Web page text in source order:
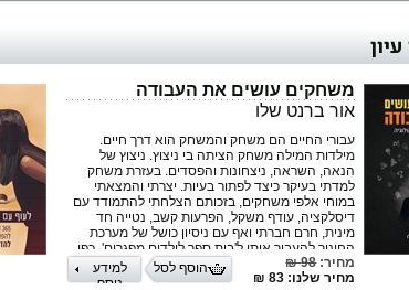
משחקים עושים את העבודה
אור ברנט שלו
עבורי החיים הם משחק והמשחק הוא דרך חיים.
מילדות המילה משחק הציתה בי ניצוץ. ניצוץ של
הנאה, השראה, ניצחונות והפסדים. בעזרת משחק
למדתי בעיקר כיצד לפתור בעיות. יצרתי והמצאתי
במוחי אלפי משחקים, בזכותם הצלחתי להתמודד עם
דיסלקציה, עודף משקל, הפרעות קשב, נטייה חד
מינית, חרם חברתי ואף עם ניסיון כושל של מערכת
החינוך להעביר אותי ל'בית ספר לילדים מפגרים', כפי
שכונו מסגרות החינוך המיוחד באותם ימים. כבר
באמצע שנות העשרים לחיי, הפכתי את העיסוק
מחיר:98 ₪
מחיר שלנו: 83 ₪
למידע
נוסף
הוסף לסל